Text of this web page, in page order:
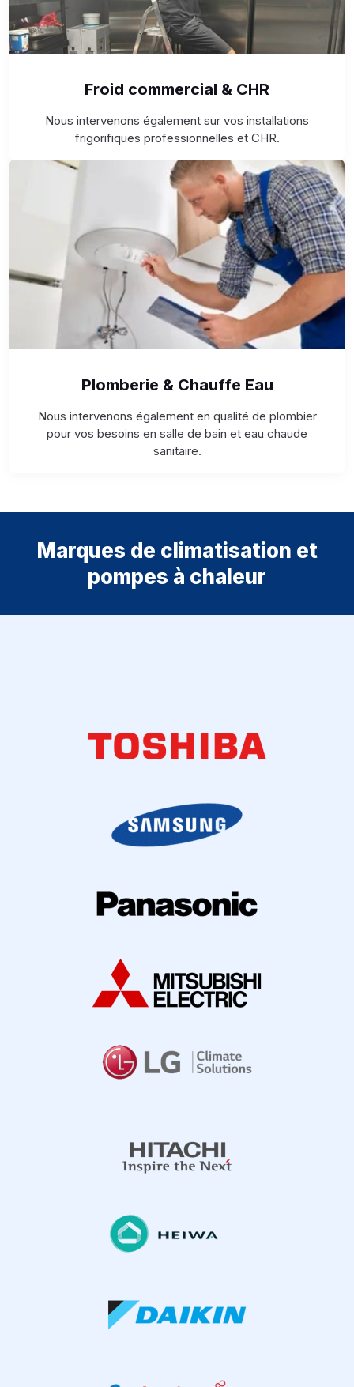
Froid commercial & CHR
Nous intervenons également sur vos installations
frigorifiques professionnelles et CHR.
Plomberie & Chauffe Eau
Nous intervenons également en qualité de plombier
pour vos besoins en salle de bain et eau chaude
sanitaire.
Marques de climatisation et
pompes à chaleur